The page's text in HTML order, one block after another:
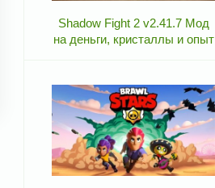
Shadow Fight 2 v2.41.7 Мод
на деньги, кристаллы и опыт